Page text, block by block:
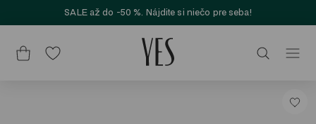
SALE až do -50 %. Nájdite si niečo pre seba!